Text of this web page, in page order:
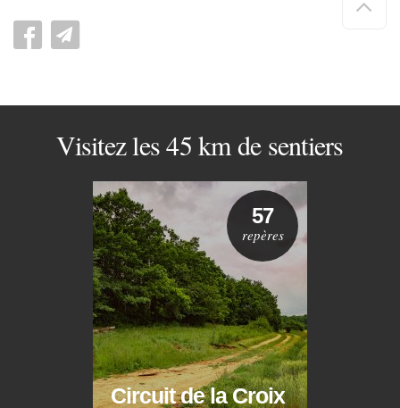
de
Visitez les 45 km de sentiers
Circuit de la Croix
57
repères